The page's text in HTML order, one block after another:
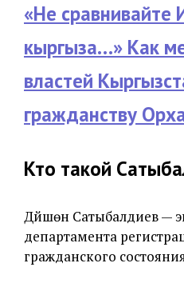
«Не сравнивайте
кыргыза…» Как
властей
гражданству
Кто такой
Дүйшөн Сатыбалдиев —
департамента
гражданского